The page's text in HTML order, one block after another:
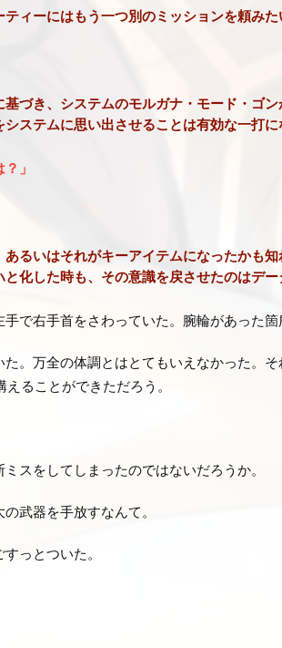
ティーにはもう一つ別のミッションを頼みた
基づき、システムのモルガナ・モード・ゴ
ステムに思い出させることは有効な一打に
」
あるいはそれがキーアイテムになったかも
化した時も、その意識を戻させたのはデー
で右手首をさわっていた。腕輪があった箇
。万全の体調とはとてもいえなかった。
えることができただろう。
スをしてしまったのではないだろうか。
武器を手放すなんて。
っとついた。